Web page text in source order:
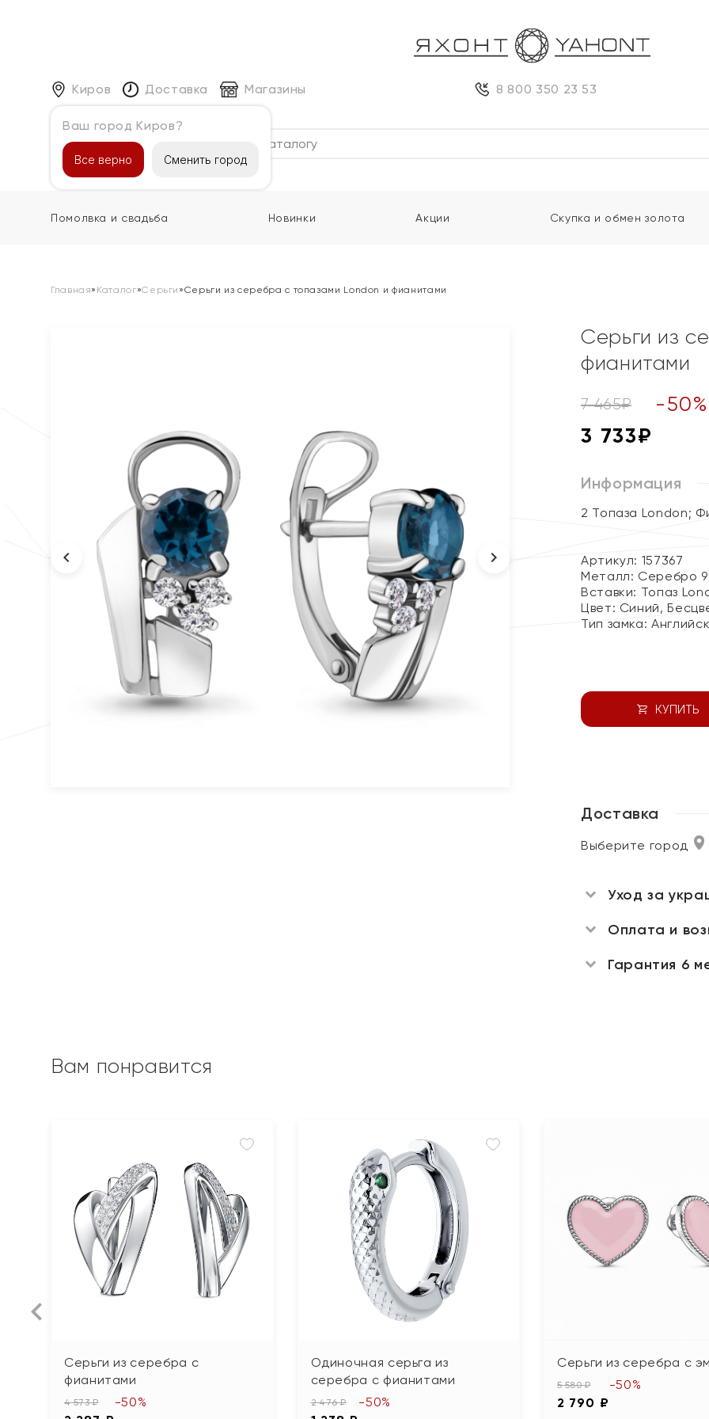
Киров
Ваш город Киров?
Все верно Сменить город
Доставка Магазины 8 800 350 23 53
Каталог
Помолвка и свадьба Новинки Акции Скупка и обмен золота
Главная» Каталог»Серьги »Серьги из серебра с топазами London и фианитами
Серьги из
фианитами
7 465₽ -50%
3 733₽
Информация
2 Топаза London;
Артикул: 157367
Металл: Серебро
Вставки: Топаз
Цвет: Синий,
Тип замка:
КУПИТЬ
Доставка
Выберите город
Уход за
Оплата и
Гарантия 6
Вам понравится
Серьги из серебра с
фианитами
4 573 ₽ -50%
Одиночная серьга из
серебра с фианитами
2 476 ₽ -50%
Серьги из серебра с
5 580 ₽
2 790 ₽
-50%